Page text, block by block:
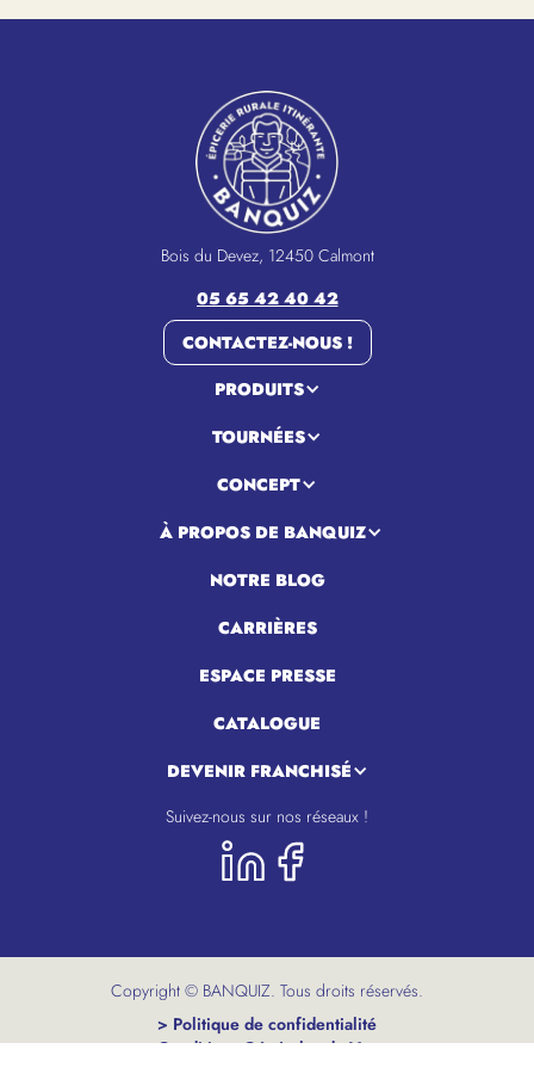
Bois du Devez, 12450 Calmont
05 65 42 40 42
CONTACTEZ-NOUS !
PRODUITS
TOURNÉES
CONCEPT
À PROPOS DE BANQUIZ
NOTRE BLOG
CARRIÈRES
ESPACE PRESSE
CATALOGUE
DEVENIR FRANCHISÉ
Suivez-nous sur nos réseaux !
Copyright © BANQUIZ. Tous droits réservés.
> Politique de confidentialité
> Conditions Générales de Vente